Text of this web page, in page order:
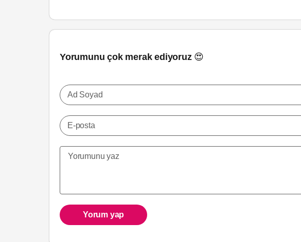
Yorumunu çok merak ediyoruz 😍
Ad Soyad
E-posta
Yorum yap